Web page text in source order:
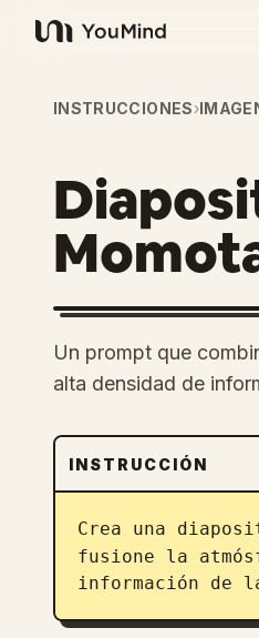
YouMind
INSTRUCCIONES›
Un prompt que
alta densidad de
INSTRUCCIÓN
Crea una
fusione la
información de